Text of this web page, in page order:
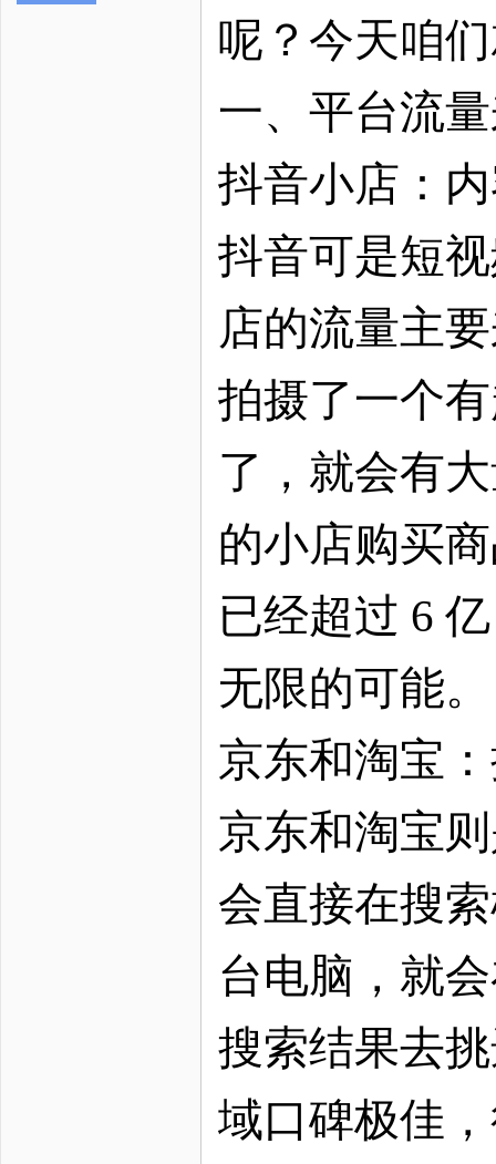
呢？今天咱
一、平台流
抖音小店：
抖音可是短
店的流量主
拍摄了一个
了，就会有
的小店购买
已经超过 6
无限的可能。
京东和淘宝
京东和淘宝
会直接在搜
台电脑，就
搜索结果去
域口碑极佳